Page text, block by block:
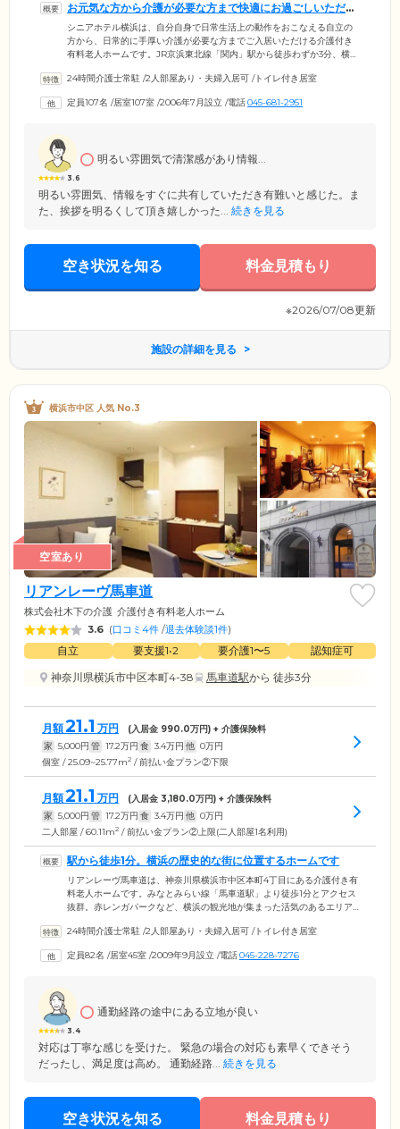
お元気な方から介護が必要な方まで快適にお過ごしいただけ
ます
シニアホテル横浜は、自分自身で日常生活上の動作をおこなえる自立の
方から、日常的に手厚い介護が必要な方までご入居いただける介護付き
有料老人ホームです。JR京浜東北線「関内」駅から徒歩わずか3分、横浜
さが特徴。ご面会に来られるご家族様やご友人様からも好評の立地で
必要な方は手厚いサポートのもと、安心して暮らしていただくことが可
24時間介護士常駐 /2人部屋あり・夫婦入居可 /トイレ付き居室
定員107名 /居室107室 /2006年7月設立 /電話045-681-2951
3.6
明るい雰囲気で清潔感があり情報...
明るい雰囲気、情報をすぐに共有していただき有難いと感じた。ま
た、挨拶を明るくして頂き嬉しかった... 続きを見る
空き状況を知る 料金見積もり
※2026/07/08更新
施設の詳細を見る
横浜市中区 人気 No.3
空室あり
リアンレーヴ馬車道
株式会社木下の介護 介護付き有料老人ホーム
3.6 (口コミ4件 /退去体験談1件)
自立 要支援1•2 要介護1〜5
認知症可
神奈川県横浜市中区本町4-38
馬車道駅から 徒歩3分
月額21.1 万円 (入居金 990.0万円) + 介護保険料
家 5,000円 管 17.2万円 食 3.4万円 他 0万円
個室 / 25.09~25.77m2 / 前払い金プラン②下限
月額21.1 万円 (入居金 3,180.0万円) + 介護保険料
家 5,000円 管 17.2万円 食 3.4万円 他 0万円
二人部屋 / 60.11m2 / 前払い金プラン②上限(二人部屋1名利用)
駅から徒歩1分。横浜の歴史的な街に位置するホームです
リアンレーヴ馬車道は、神奈川県横浜市中区本町4丁目にある介護付き有
料老人ホームです。みなとみらい線「馬車道駅」より徒歩1分とアクセス
抜群。赤レンガパークなど、横浜の観光地が集まった活気のあるエリア
にアーチ型の窓を配したホテルのようなデザイン。地下1階、地上9階建
練コーナー・浴室のあるフロアで、3階以上にご入居者様の個室があり、
24時間介護士常駐 /2人部屋あり・夫婦入居可 /トイレ付き居室
定員82名 /居室45室 /2009年9月設立 /電話045-228-7276
3.4
通勤経路の途中にある立地が良い
対応は丁寧な感じを受けた。 緊急の場合の対応も素早くできそう
だったし、満足度は高め。 通勤経路... 続きを見る
空き状況を知る 料金見積もり